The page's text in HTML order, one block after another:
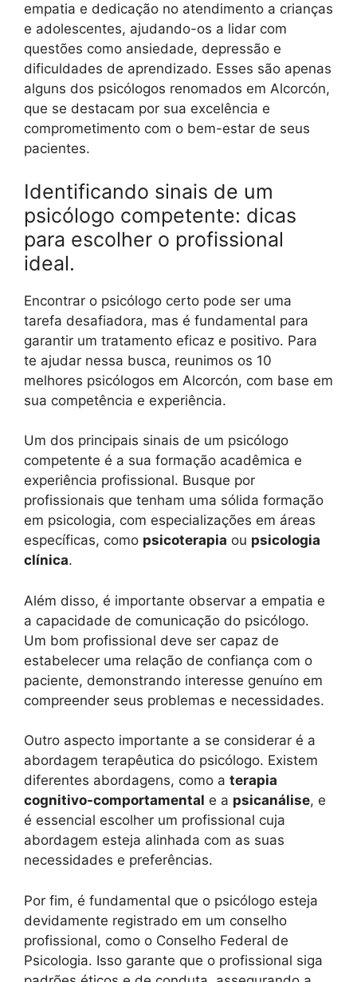
empatia e dedicação no atendimento a crianças
e adolescentes, ajudando-os a lidar com
questões como ansiedade, depressão e
dificuldades de aprendizado. Esses são apenas
alguns dos psicólogos renomados em Alcorcón,
que se destacam por sua excelência e
comprometimento com o bem-estar de seus
pacientes.
Identificando sinais de um
psicólogo competente: dicas
para escolher o profissional
ideal.
Encontrar o psicólogo certo pode ser uma
tarefa desafiadora, mas é fundamental para
garantir um tratamento eficaz e positivo. Para
te ajudar nessa busca, reunimos os 10
melhores psicólogos em Alcorcón, com base em
sua competência e experiência.
Um dos principais sinais de um psicólogo
competente é a sua formação acadêmica e
experiência profissional. Busque por
profissionais que tenham uma sólida formação
em psicologia, com especializações em áreas
específicas, como psicoterapia ou psicologia
clínica.
Além disso, é importante observar a empatia e
a capacidade de comunicação do psicólogo.
Um bom profissional deve ser capaz de
estabelecer uma relação de confiança com o
paciente, demonstrando interesse genuíno em
compreender seus problemas e necessidades.
Outro aspecto importante a se considerar é a
abordagem terapêutica do psicólogo. Existem
diferentes abordagens, como a terapia
cognitivo-comportamental e a psicanálise, e
é essencial escolher um profissional cuja
abordagem esteja alinhada com as suas
necessidades e preferências.
Por fim, é fundamental que o psicólogo esteja
devidamente registrado em um conselho
profissional, como o Conselho Federal de
Psicologia. Isso garante que o profissional siga